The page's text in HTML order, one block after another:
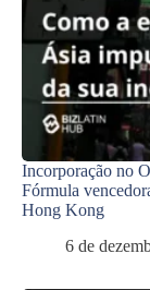
Incorporação no
Fórmula
Hong Kong
6 de